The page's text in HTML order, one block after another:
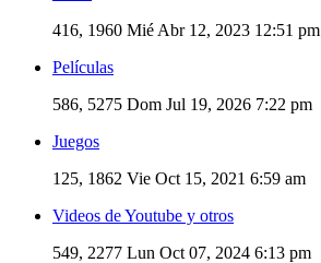
416, 1960 Mié Abr 12, 2023 12:51 pm
Películas
586, 5275 Dom Jul 19, 2026 7:22 pm
Juegos
125, 1862 Vie Oct 15, 2021 6:59 am
Videos de Youtube y otros
549, 2277 Lun Oct 07, 2024 6:13 pm